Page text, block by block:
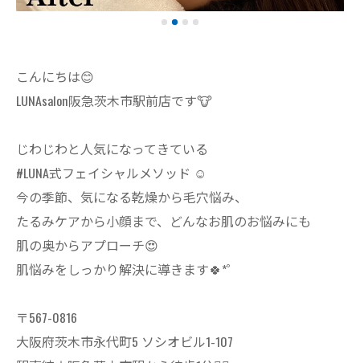
こんにちは😊
LUNAsalon阪急茨木市駅前店です🐮
じわじわと人気になってきている
#LUNA式フェイシャルメソッド ☺️
今の季節、気になる乾燥から毛穴悩み、
たるみケアから小顔まで、どんなお肌のお悩みにも
肌の奥からアプローチ😍
肌悩みをしっかり解決に導きます🍀*゜
〒567-0816
大阪府茨木市永代町5 ソシオビル1-107